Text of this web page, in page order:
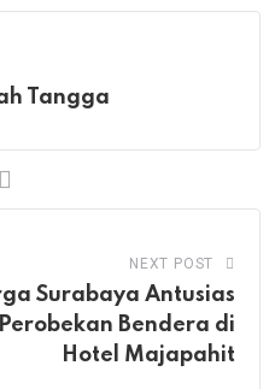
Tangga
NEXT POST
Surabaya Antusias
Bendera di
Hotel Majapahit